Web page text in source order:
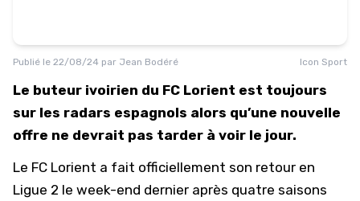
Publié le 22/08/24 par Jean Bodéré Icon Sport
Le buteur ivoirien du FC Lorient est toujours
sur les radars espagnols alors qu’une nouvelle
offre ne devrait pas tarder à voir le jour.
Le FC Lorient a fait officiellement son retour en
Ligue 2 le week-end dernier après quatre saisons